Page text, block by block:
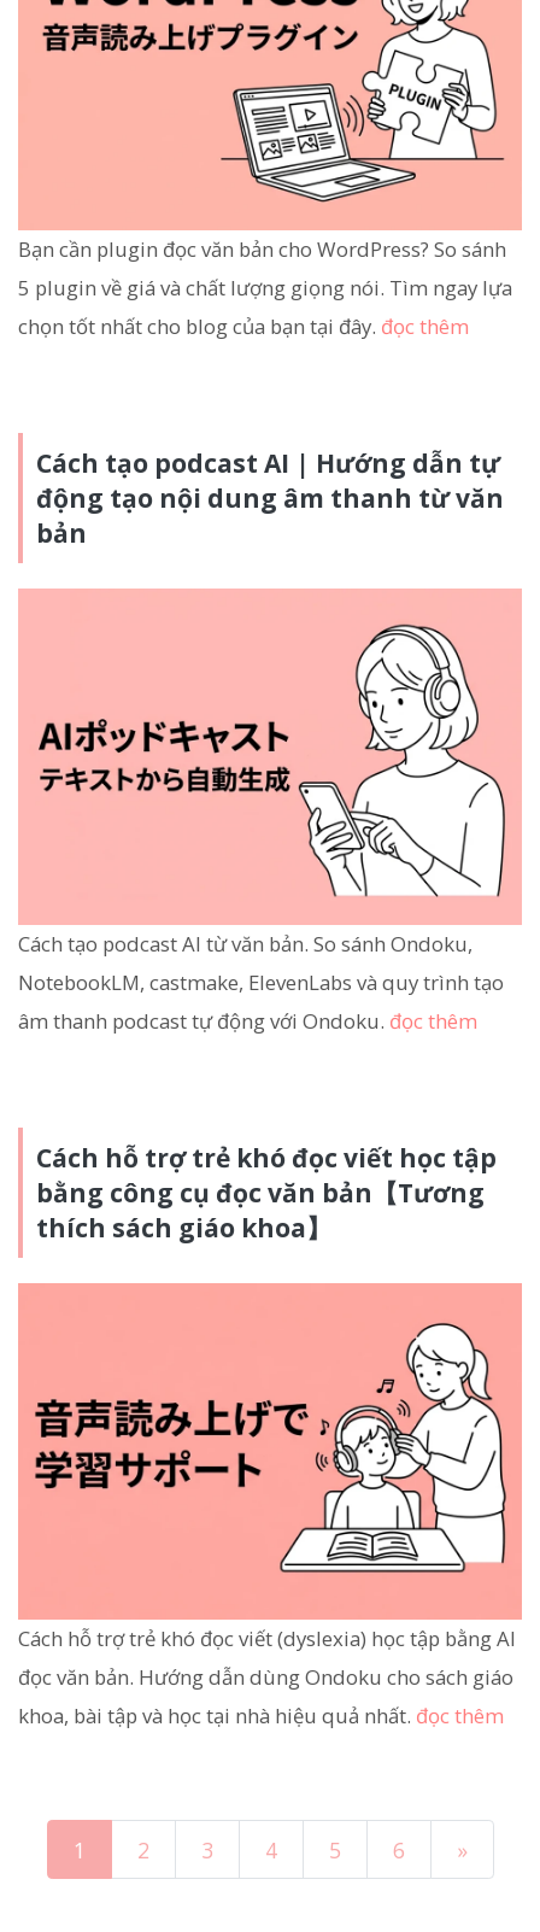
Bạn cần plugin đọc văn bản cho WordPress? So sánh
5 plugin về giá và chất lượng giọng nói. Tìm ngay lựa
chọn tốt nhất cho blog của bạn tại đây. đọc thêm
Cách tạo podcast AI | Hướng dẫn tự
động tạo nội dung âm thanh từ văn
bản
Cách tạo podcast AI từ văn bản. So sánh Ondoku,
NotebookLM, castmake, ElevenLabs và quy trình tạo
âm thanh podcast tự động với Ondoku. đọc thêm
Cách hỗ trợ trẻ khó đọc viết học tập
bằng công cụ đọc văn bản【Tương
thích sách giáo khoa】
Cách hỗ trợ trẻ khó đọc viết (dyslexia) học tập bằng AI
đọc văn bản. Hướng dẫn dùng Ondoku cho sách giáo
khoa, bài tập và học tại nhà hiệu quả nhất. đọc thêm
1 2 3 4 5 6 »